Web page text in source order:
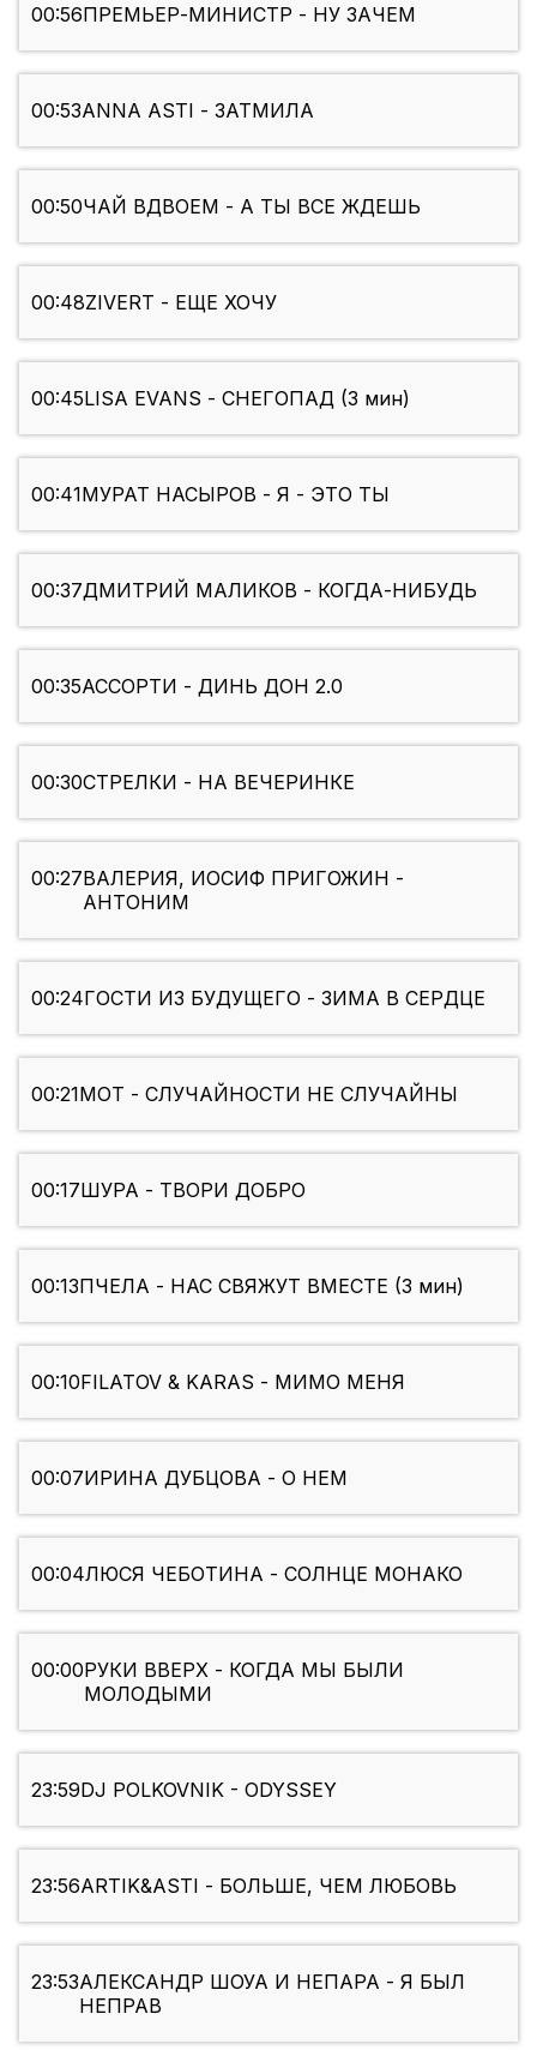
00:56ПРЕМЬЕР-МИНИСТР - НУ ЗАЧЕМ
00:53ANNA ASTI - ЗАТМИЛА
00:50ЧАЙ ВДВОЕМ - А ТЫ ВСЕ ЖДЕШЬ
00:48ZIVERT - ЕЩЕ ХОЧУ
00:45LISA EVANS - СНЕГОПАД (3 мин)
00:41МУРАТ НАСЫРОВ - Я - ЭТО ТЫ
00:37ДМИТРИЙ МАЛИКОВ - КОГДА-НИБУДЬ
00:35АССОРТИ - ДИНЬ ДОН 2.0
00:30СТРЕЛКИ - НА ВЕЧЕРИНКЕ
00:27ВАЛЕРИЯ, ИОСИФ ПРИГОЖИН -
АНТОНИМ
00:24ГОСТИ ИЗ БУДУЩЕГО - ЗИМА В СЕРДЦЕ
00:21МОТ - СЛУЧАЙНОСТИ НЕ СЛУЧАЙНЫ
00:17ШУРА - ТВОРИ ДОБРО
00:13ПЧЕЛА - НАС СВЯЖУТ ВМЕСТЕ (3 мин)
00:10FILATOV & KARAS - МИМО МЕНЯ
00:07ИРИНА ДУБЦОВА - О НЕМ
00:04ЛЮСЯ ЧЕБОТИНА - СОЛНЦЕ МОНАКО
00:00РУКИ ВВЕРХ - КОГДА МЫ БЫЛИ
МОЛОДЫМИ
23:59DJ POLKOVNIK - ODYSSEY
23:56ARTIK&ASTI - БОЛЬШЕ, ЧЕМ ЛЮБОВЬ
23:53АЛЕКСАНДР ШОУА И НЕПАРА - Я БЫЛ
НЕПРАВ